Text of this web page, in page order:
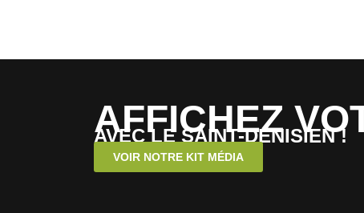
AFFICHEZ
AVEC LE SAINT-DENISIEN !
VOIR NOTRE KIT MÉDIA